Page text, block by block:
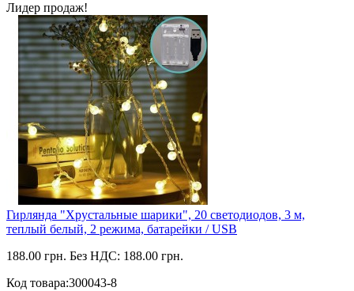
Лидер продаж!
Гирлянда "Хрустальные шарики", 20 светодиодов, 3 м,
теплый белый, 2 режима, батарейки / USB
188.00 грн. Без НДС: 188.00 грн.
Код товара:300043-8